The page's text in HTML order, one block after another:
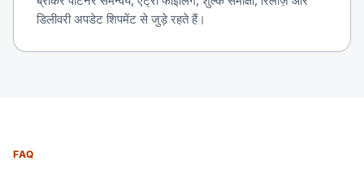
डिलीवरी अपडेट शिपमेंट से जुड़े रहते हैं।
FAQ